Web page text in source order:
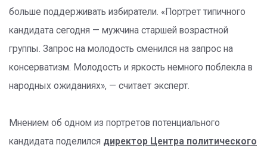
больше поддерживать избиратели. «Портрет типичного
кандидата сегодня — мужчина старшей возрастной
группы. Запрос на молодость сменился на запрос на
консерватизм. Молодость и яркость немного поблекла в
народных ожиданиях», — считает эксперт.
Мнением об одном из портретов потенциального
кандидата поделился директор Центра политического